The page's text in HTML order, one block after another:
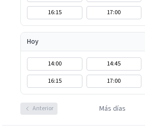
16:15
17:00
Hoy
14:00 14:45
16:15
17:00
Anterior Más días